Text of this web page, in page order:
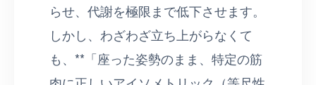
らせ、代謝を極限まで低下させます。
しかし、わざわざ立ち上がらなくて
も、**「座った姿勢のまま、特定の筋